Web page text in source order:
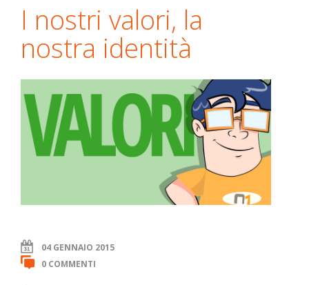
I nostri valori, la
nostra identità
04 GENNAIO 2015
0 COMMENTI